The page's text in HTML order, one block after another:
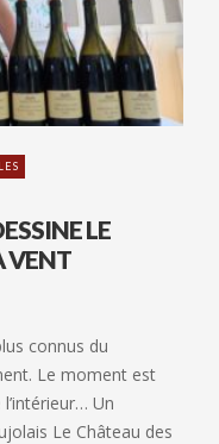
LE
VENT
connus du
Le moment est
Un
Le Château des